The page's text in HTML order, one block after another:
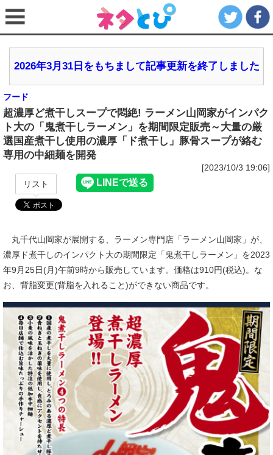
2026年3月31日をもちまして記事更新を終了しました
フード
超濃厚ど煮干しスープで悶絶! ラーメン山岡家がインパク
ト大の「鬼煮干しラーメン」を期間限定販売～大量の厳
選国産煮干し使用の濃厚「ド煮干し」豚骨スープが絡む
専用の中細麺を開発
[2023/10/3 19:06]
リスト
丸千代山岡家が展開する、ラーメン専門店「ラーメン山岡家」が、
濃厚ド煮干しのインパクト大の期間限定「鬼煮干しラーメン」を2023
年9月25日(月)午前9時から販売しています。価格は910円(税込)。な
お、背脂変更(背脂を入れること)ができない商品です。